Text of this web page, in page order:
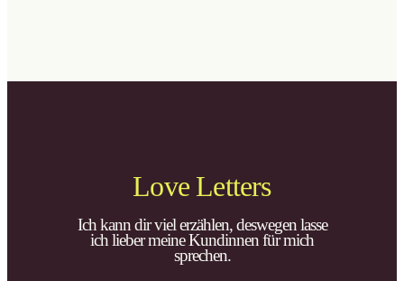
Love Letters
Ich kann dir viel erzählen, deswegen lasse
ich lieber meine Kundinnen für mich
sprechen.